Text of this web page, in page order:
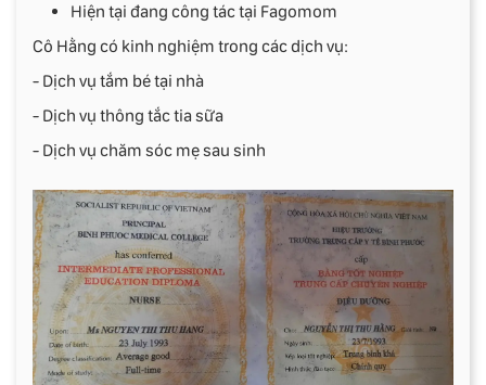
Hiện tại đang công tác tại Fagomom
Cô Hằng có kinh nghiệm trong các dịch vụ:
- Dịch vụ tắm bé tại nhà
- Dịch vụ thông tắc tia sữa
- Dịch vụ chăm sóc mẹ sau sinh